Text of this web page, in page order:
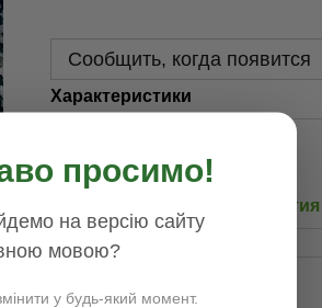
Сообщить, когда появится
Характеристики
200 см
Контейнер (л)
с2
Гарантия
просимо!
на версію сайту
мовою?
у будь-який момент.